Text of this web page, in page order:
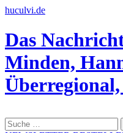
huculvi.de
Das
Minden,
nach: